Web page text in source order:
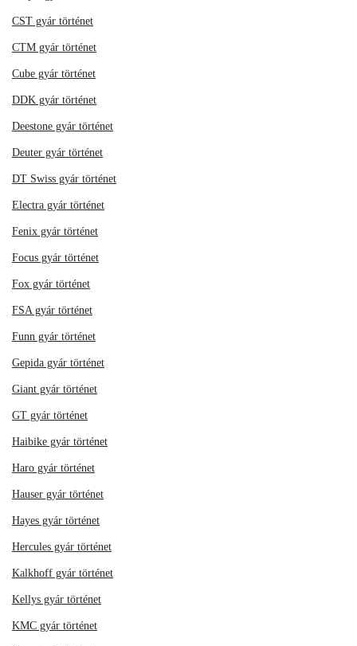
CST gyár történet
CTM gyár történet
Cube gyár történet
DDK gyár történet
Deestone gyár történet
Deuter gyár történet
DT Swiss gyár történet
Electra gyár történet
Fenix gyár történet
Focus gyár történet
Fox gyár történet
FSA gyár történet
Funn gyár történet
Gepida gyár történet
Giant gyár történet
GT gyár történet
Haibike gyár történet
Haro gyár történet
Hauser gyár történet
Hayes gyár történet
Hercules gyár történet
Kalkhoff gyár történet
Kellys gyár történet
KMC gyár történet